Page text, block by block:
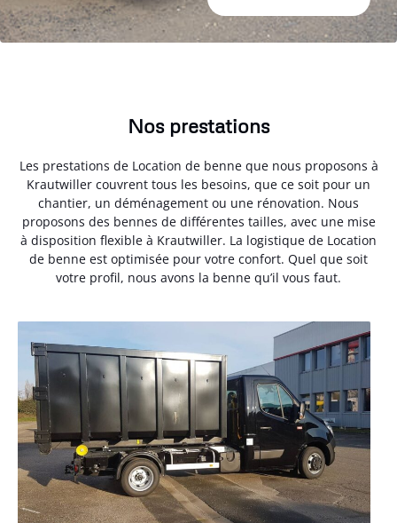
Nos prestations
Les prestations de Location de benne que nous proposons à
Krautwiller couvrent tous les besoins, que ce soit pour un
chantier, un déménagement ou une rénovation. Nous
proposons des bennes de différentes tailles, avec une mise
à disposition flexible à Krautwiller. La logistique de Location
de benne est optimisée pour votre confort. Quel que soit
votre profil, nous avons la benne qu’il vous faut.